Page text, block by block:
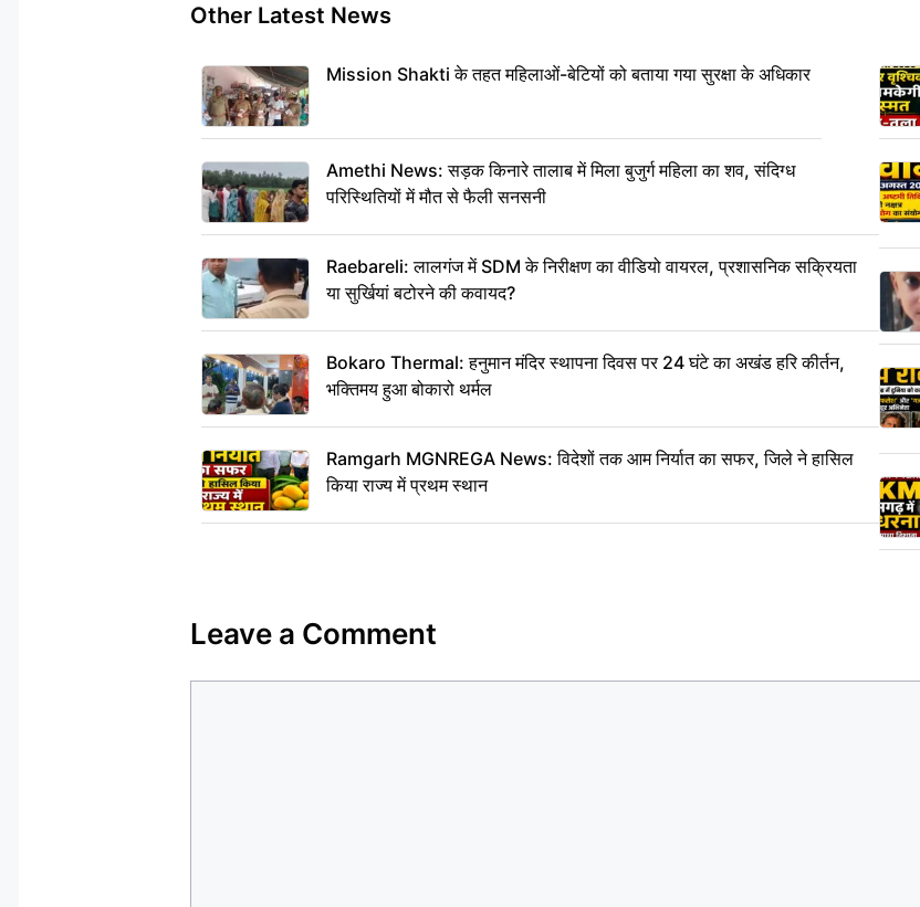
Other Latest News
Mission Shakti के तहत महिलाओं-बेटियों को बताया गया सुरक्षा के अधिकार
Amethi News: सड़क किनारे तालाब में मिला बुजुर्ग महिला का शव, संदिग्ध
परिस्थितियों में मौत से फैली सनसनी
Raebareli: लालगंज में SDM के निरीक्षण का वीडियो वायरल, प्रशासनिक सक्रियता
या सुर्खियां बटोरने की कवायद?
Bokaro Thermal: हनुमान मंदिर स्थापना दिवस पर 24 घंटे का अखंड हरि कीर्तन,
भक्तिमय हुआ बोकारो थर्मल
Ramgarh MGNREGA News: विदेशों तक आम निर्यात का सफर, जिले ने हासिल
किया राज्य में प्रथम स्थान
Leave a Comment